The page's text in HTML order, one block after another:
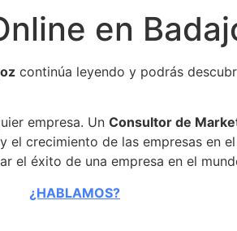
en
continúa leyendo y podrás
empresa. Un Consultor de
crecimiento de las empresas en
el éxito de una empresa en el
¿HABLAMOS?